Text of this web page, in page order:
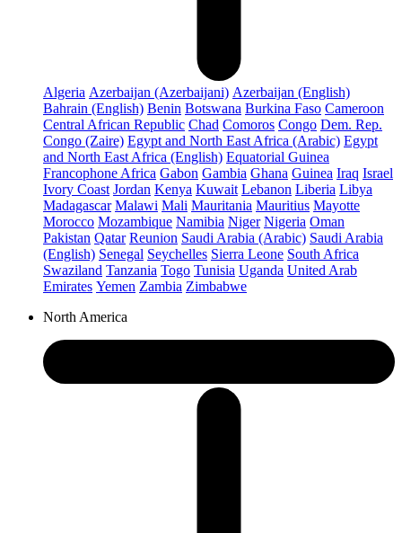
Algeria Azerbaijan (Azerbaijani) Azerbaijan (English)
Bahrain (English) Benin Botswana Burkina Faso Cameroon
Central African Republic Chad Comoros Congo Dem. Rep.
Congo (Zaire) Egypt and North East Africa (Arabic) Egypt
and North East Africa (English) Equatorial Guinea
Francophone Africa Gabon Gambia Ghana Guinea Iraq Israel
Ivory Coast Jordan Kenya Kuwait Lebanon Liberia Libya
Madagascar Malawi Mali Mauritania Mauritius Mayotte
Morocco Mozambique Namibia Niger Nigeria Oman
Pakistan Qatar Reunion Saudi Arabia (Arabic) Saudi Arabia
(English) Senegal Seychelles Sierra Leone South Africa
Swaziland Tanzania Togo Tunisia Uganda United Arab
Emirates Yemen Zambia Zimbabwe
North America